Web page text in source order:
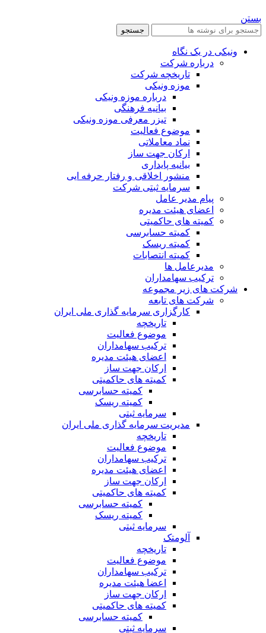
بستن
جستجو
ونیکی در یک نگاه
درباره شرکت
تاریخچه شرکت
موزه ونیکی
درباره موزه ونیکی
بیانیه فرهنگی
تیزر معرفی موزه ونیکی
موضوع فعالیت
نماد معاملاتی
ارکان جهت ساز
بیانیه پایداری
منشور اخلاقی و رفتار حرفه ایی
سرمایه ثبتی شرکت
پیام مدیر عامل
اعضای هیئت مدیره
کمیته های حاکمیتی
کمیته حسابرسی
کمیته ریسک
کمیته انتصابات
مدیرعامل ها
ترکیب سهامداران
شرکت های زیر مجموعه
شرکت های تابعه
کارگزاری سرمایه گذاری ملی ایران
تاریخچه
موضوع فعالیت
ترکیب سهامداران
اعضای هیئت مدیره
ارکان جهت ساز
کمیته های حاکمیتی
کمیته حسابرسی
کمیته ریسک
سرمایه ثبتی
مدیریت سرمایه گذاری ملی ایران
تاریخچه
موضوع فعالیت
ترکیب سهامداران
اعضای هیئت مدیره
ارکان جهت ساز
کمیته های حاکمیتی
کمیته حسابرسی
کمیته ریسک
سرمایه ثبتی
آلومتک
تاریخچه
موضوع فعالیت
ترکیب سهامداران
اعضا هیئت مدیره
ارکان جهت ساز
کمیته های حاکمیتی
کمیته حسابرسی
سرمایه ثبتی